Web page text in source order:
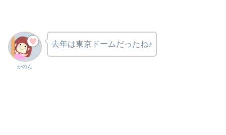
かのん
去年は東京ドームだったね♪